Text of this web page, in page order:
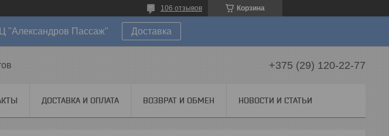
Корзина
106 отзывов
Пассаж" Доставка
+375 (29) 120-22-77
ДОСТАВКА И ОПЛАТА ВОЗВРАТ И ОБМЕН НОВОСТИ И СТАТЬИ